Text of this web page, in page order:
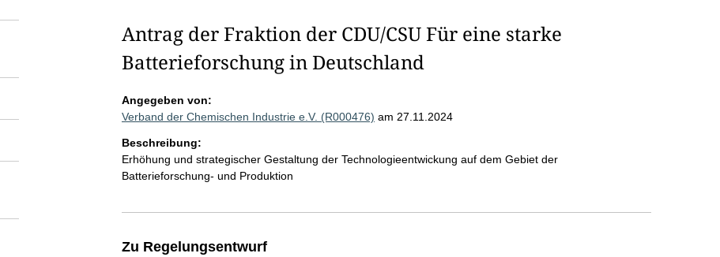
Antrag der Fraktion der CDU/CSU Für eine starke
Batterieforschung in Deutschland
Angegeben von:
Verband der Chemischen Industrie e.V. (R000476) am 27.11.2024
Beschreibung:
Erhöhung und strategischer Gestaltung der Technologieentwickung auf dem Gebiet der
Batterieforschung- und Produktion
Zu Regelungsentwurf